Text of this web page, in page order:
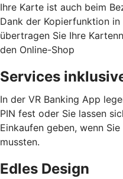
Ihre Karte ist auch beim
Dank der Kopierfunktion in
übertragen Sie Ihre
den Online-Shop
Services
In der VR Banking App
PIN fest oder Sie lassen
Einkaufen geben, wenn
mussten.
Edles Design